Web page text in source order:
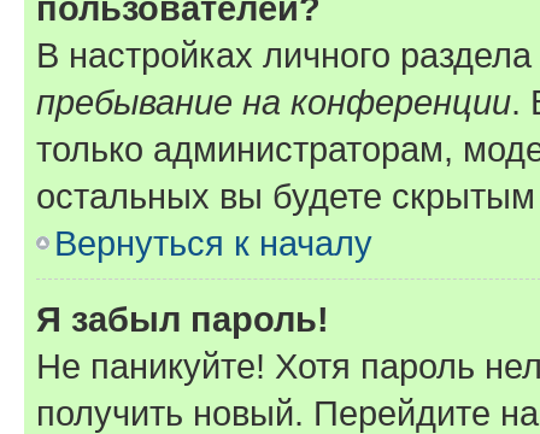
В настройках личного
пребывание на конференции.
только администраторам,
остальных вы будете
Вернуться к началу
Я забыл пароль!
Не паникуйте! Хотя пароль
получить новый. Перейдите